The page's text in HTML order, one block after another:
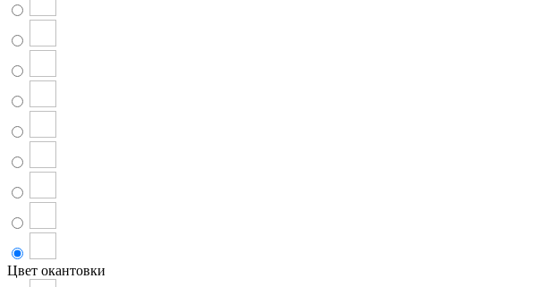
Цвет окантовки